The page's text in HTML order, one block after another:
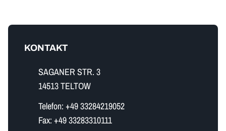
KONTAKT
SAGANER STR. 3
14513 TELTOW
Telefon: +49 33284219052
Fax: +49 33283310111